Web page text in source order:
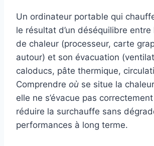
Un ordinateur portable qui
le résultat d’un déséquilibre
de chaleur (processeur, carte
autour) et son évacuation
caloducs, pâte thermique,
Comprendre où se situe la
elle ne s’évacue pas
réduire la surchauffe sans
performances à long terme.